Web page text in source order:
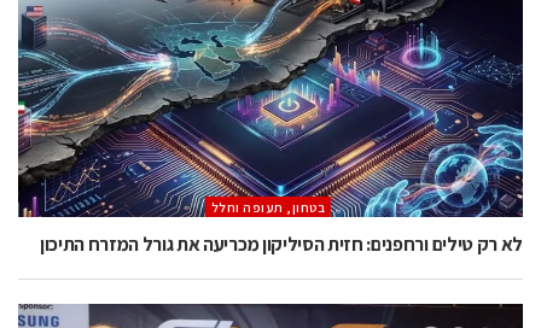
בטחון, תעופה וחלל
לא רק טילים ורחפנים: חזית הסיליקון מכריעה את גורל המזרח התיכון